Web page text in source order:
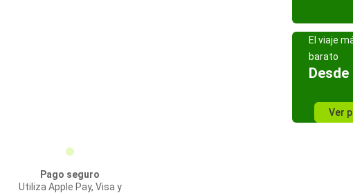
El viaje
barato
Ver
Pago seguro
Utiliza Apple Pay, Visa y